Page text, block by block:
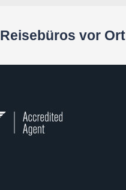
Reisebüros vor Ort